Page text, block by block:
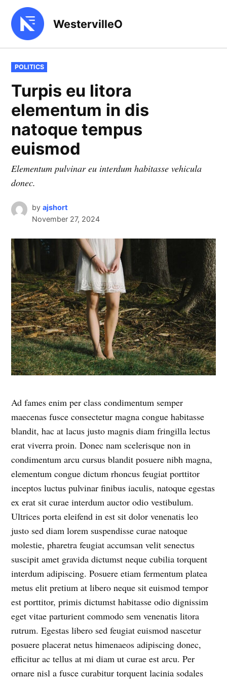
content
WestervilleO
POSTED
IN
POLITICS
Turpis eu litora
elementum in dis
natoque tempus
euismod
Elementum pulvinar eu interdum habitasse vehicula
donec.
by ajshort
November 27, 2024
Ad fames enim per class condimentum semper
maecenas fusce consectetur magna congue habitasse
blandit, hac at lacus justo magnis diam fringilla lectus
erat viverra proin. Donec nam scelerisque non in
condimentum arcu cursus blandit posuere nibh magna,
elementum congue dictum rhoncus feugiat porttitor
inceptos luctus pulvinar finibus iaculis, natoque egestas
ex erat sit curae interdum auctor odio vestibulum.
Ultrices porta eleifend in est sit dolor venenatis leo
justo sed diam lorem suspendisse curae natoque
molestie, pharetra feugiat accumsan velit senectus
suscipit amet gravida dictumst neque cubilia torquent
interdum adipiscing. Posuere etiam fermentum platea
metus elit pretium at libero neque sit euismod tempor
est porttitor, primis dictumst habitasse odio dignissim
eget vitae parturient commodo sem venenatis litora
rutrum. Egestas libero sed feugiat euismod nascetur
posuere placerat netus himenaeos adipiscing donec,
efficitur ac tellus at mi diam ut curae est arcu. Per
ornare nisl a fusce curabitur torquent lacinia sodales